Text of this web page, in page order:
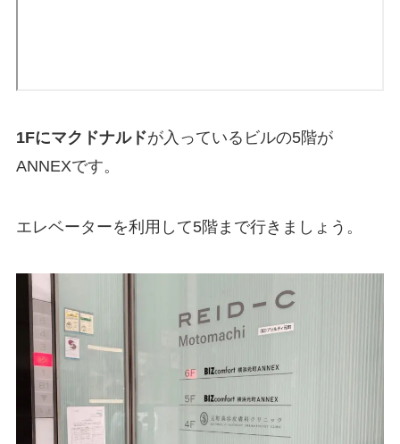
1Fにマクドナルドが入っているビルの5階が
ANNEXです。
エレベーターを利用して5階まで行きましょう。